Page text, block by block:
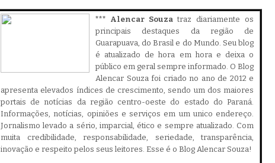
*** Alencar Souza traz diariamente os
principais destaques da região de
Guarapuava, do Brasil e do Mundo. Seu blog
é atualizado de hora em hora e deixa o
público em geral sempre informado. O Blog
Alencar Souza foi criado no ano de 2012 e
apresenta elevados índices de crescimento, sendo um dos maiores
portais de notícias da região centro-oeste do estado do Paraná.
Informações, notícias, opiniões e serviços em um unico endereço.
Jornalismo levado a sério, imparcial, ético e sempre atualizado. Com
muita credibilidade, responsabilidade, seriedade, transparência,
inovação e respeito pelos seus leitores. Esse é o Blog Alencar Souza!